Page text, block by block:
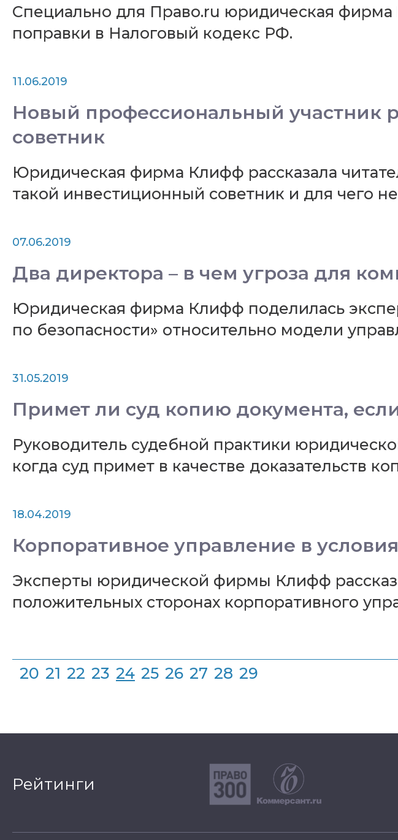
Специально для Право.ru юридическая
поправки в Налоговый кодекс РФ.
11.06.2019
Новый профессиональный участник
советник
Юридическая фирма Клифф рассказала
такой инвестиционный советник и для чего
07.06.2019
Два директора – в чем угроза для
Юридическая фирма Клифф поделилась
по безопасности» относительно модели
31.05.2019
Примет ли суд копию документа,
Руководитель судебной практики
когда суд примет в качестве доказательств
18.04.2019
Корпоративное управление в
Эксперты юридической фирмы Клифф
положительных сторонах корпоративного
20 21 22 23 24 25 26 27 28 29
Рейтинги